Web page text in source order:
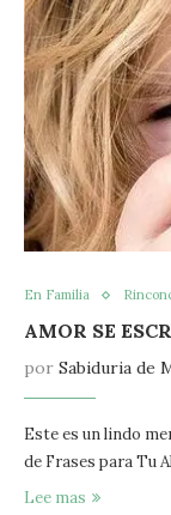
En Familia
AMOR SE
por Sabiduria de
Este es un lindo
de Frases para Tu
Lee mas